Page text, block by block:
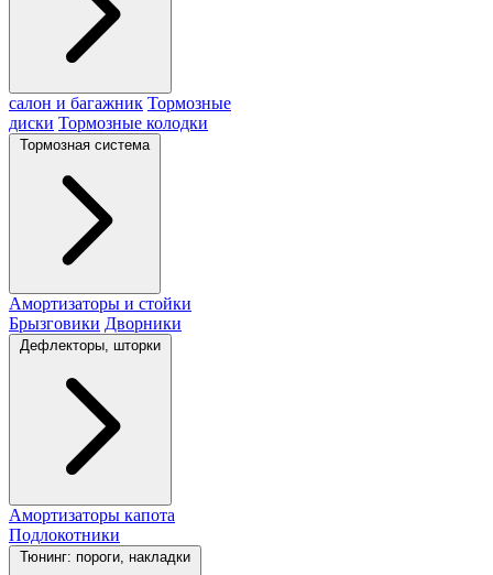
салон и багажник Тормозные
диски Тормозные колодки
Тормозная система
Амортизаторы и стойки
Брызговики Дворники
Дефлекторы, шторки
Амортизаторы капота
Подлокотники
Тюнинг: пороги, накладки